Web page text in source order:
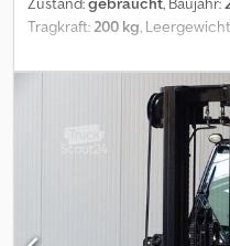
driverhouse, CPB, KAB -
PROTECTION GUARD,
LIGHT, back view mirrors (5x),
CONDITION, BACKVIEW
ROUGH TERRAIN TYRES
Transport dimensions: see
FINANCEABLE in nearly all
TRANSPORTATION
EXPORT: ONLY THE NET-
pb Dcodpfx Ajzqrdgeipsk
Tragkraft:200 kg,
,
Gesamtlänge:7.770 mm,
Manitou 160 ATJ+180 ATJ
unebenen oder
eine Gelenkhöhe von 7,38 m
garantieren einen großen
und 4 Antriebsrädern in
zeichnet sich die 160
Leistung und Autonomie aus.